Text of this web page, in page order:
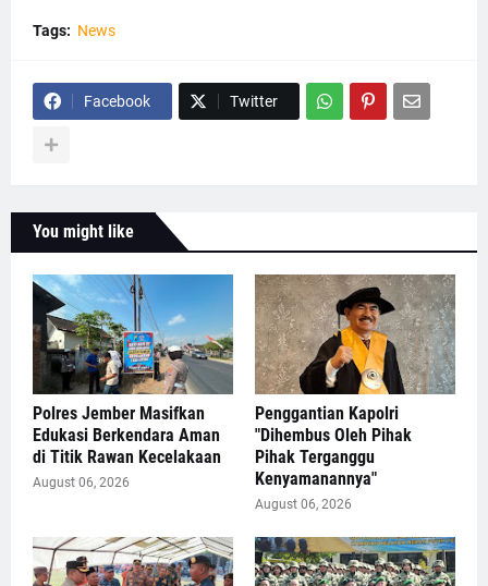
Tags: News
Facebook Twitter
You might like
Polres Jember Masifkan
Edukasi Berkendara Aman
di Titik Rawan Kecelakaan
August 06, 2026
Penggantian Kapolri
"Dihembus Oleh Pihak
Pihak Terganggu
Kenyamanannya"
August 06, 2026